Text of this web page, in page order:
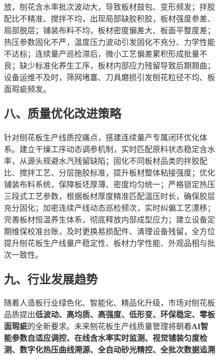
放，刨花含水率批次波动大，导致板材鼓包、变形频发；拌胶
配比不精准、搅拌不均，出现局部缺胶积胶，板材强度参差、
局部脱层；铺装布料不均，板材密度偏差大、板面平整度差；
热压参数固化不严，温度压力波动引发固化不充分、力学性能
不达标；连续量产巡检滞后，微小工艺偏差累积形成批量不
良；缺少标准化养生工序，板材内部应力残留导致后期翘曲；
设备运维不及时，筛网堵塞、刀具磨损引发刨花粒径不均、板
面瑕疵频发。
八、质量优化改进策略
针对刨花板生产线质控痛点，搭建连续量产专属闭环优化体
系。建立干燥工序动态调参机制，实时匹配原料状态稳定含水
率，从源头规避水汽残留缺陷；固化不同板材品类的拌胶配
比、搅拌工艺、分层施胶标准，提升板材整体粘接强度；优化
铺装布料系统，保障板坯厚薄、密度均匀统一；严格锁定热压
三段式工艺参数，根据板材厚度精准匹配温压时长，确保胶层
充分固化；加密连续产线动态巡检频次，实时纠偏工艺漂移；
完善板材恒温养生体系，彻底释放内部成型应力；建立设备定
期维保校准台账，及时更换易损配件、清理设备残留，全方位
提升刨花板生产线量产稳定性、板材力学性能、外观品相与批
次一致性。
九、行业发展趋势
随着人造板行业绿色化、智能化、精品化升级，市场对刨花板
品质提出低波动、高均质、高强度、低形变、环保稳定、零板
面瑕疵的全新要求。未来刨花板生产线质量管理将朝着AI智
能参数自适应调控、在线含水率实时监测、视觉铺装匀度检
测、数字化热压曲线溯源、全自动砂光精控、全批次数据追溯